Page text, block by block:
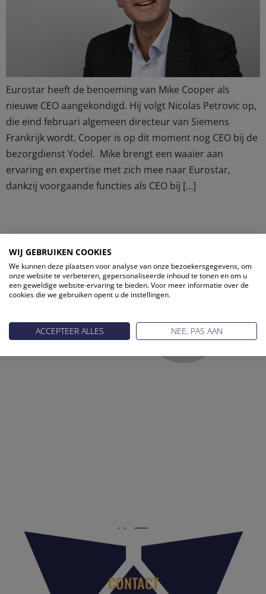
Eurostar heeft de benoeming van Mike Cooper als
nieuwe CEO aangekondigd. Hij volgt Nicolas Petrovic op,
die eind februari algemeen directeur van Siemens
Frankrijk wordt. Cooper is op dit moment nog CEO bij de
bezorgdienst Yodel. Mike brengt een waaier aan
ervaring en expertise met zich mee naar Eurostar,
dankzij voorgaande functies als CEO bij […]
ONZE PARTNERS
CONTACT
WIJ GEBRUIKEN COOKIES
We kunnen deze plaatsen voor analyse van onze bezoekersgegevens, om
onze website te verbeteren, gepersonaliseerde inhoud te tonen en om u
een geweldige website-ervaring te bieden. Voor meer informatie over de
cookies die we gebruiken opent u de instellingen.
ACCEPTEER ALLES NEE, PAS AAN